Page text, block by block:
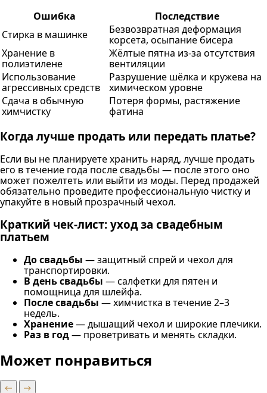
Ошибка
Последствие
Стирка в машинке
Безвозвратная деформация
корсета, осыпание бисера
Хранение в
полиэтилене
Жёлтые пятна из-за отсутствия
вентиляции
Использование
агрессивных средств
Разрушение шёлка и кружева на
химическом уровне
Сдача в обычную
химчистку
Потеря формы, растяжение
фатина
Когда лучше продать или передать платье?
Если вы не планируете хранить наряд, лучше продать
его в течение года после свадьбы — после этого оно
может пожелтеть или выйти из моды. Перед продажей
обязательно проведите профессиональную чистку и
упакуйте в новый прозрачный чехол.
Краткий чек-лист: уход за свадебным
платьем
До свадьбы — защитный спрей и чехол для
транспортировки.
В день свадьбы — салфетки для пятен и
помощница для шлейфа.
После свадьбы — химчистка в течение 2–3
недель.
Хранение— дышащий чехол и широкие плечики.
Раз в год— проветривать и менять складки.
Может понравиться